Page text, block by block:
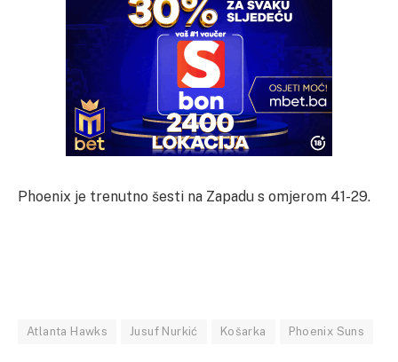
Phoenix je trenutno šesti na Zapadu s omjerom 41-29.
Atlanta Hawks Jusuf Nurkić Košarka Phoenix Suns